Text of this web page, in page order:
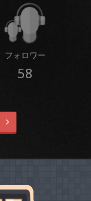
フォロワー
58